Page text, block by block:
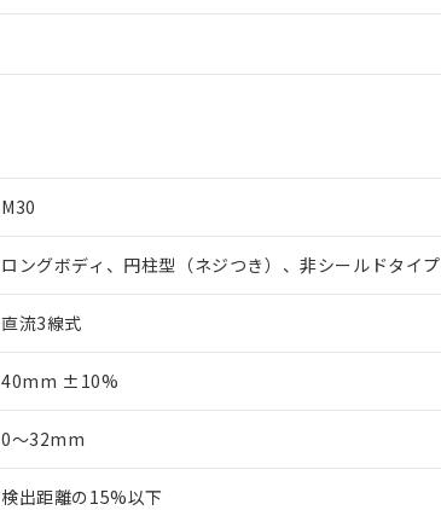
M30
ロングボディ、円柱型（ネジつき）、非シールドタイプ
直流3線式
40mm ±10%
0～32mm
検出距離の15%以下